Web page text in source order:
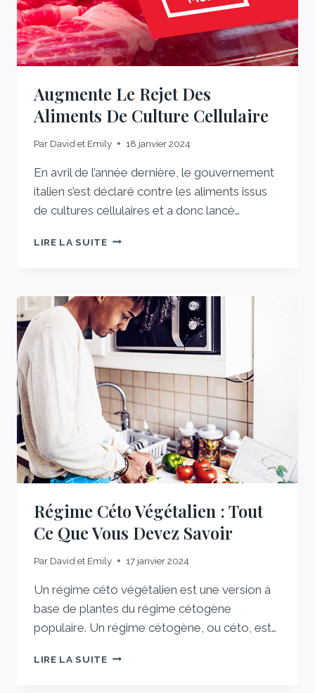
Augmente Le Rejet Des
Aliments De Culture Cellulaire
Par David et Emily 18 janvier 2024
En avril de l’année dernière, le gouvernement
italien s’est déclaré contre les aliments issus
de cultures cellulaires et a donc lancé…
LIRE LA SUITEAUGMENTE
ALIMENTS
DE
CULTURE
CELLULAIRE
Régime Céto Végétalien : Tout
Ce Que Vous Devez Savoir
Par David et Emily 17 janvier 2024
Un régime céto végétalien est une version à
base de plantes du régime cétogène
populaire. Un régime cétogène, ou céto, est…
LIRE LA SUITERÉGIME